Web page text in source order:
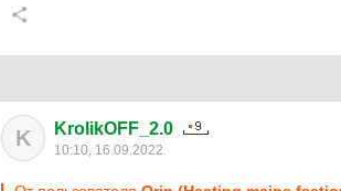
K KrolikOFF_2.0
10:10, 16.09.2022